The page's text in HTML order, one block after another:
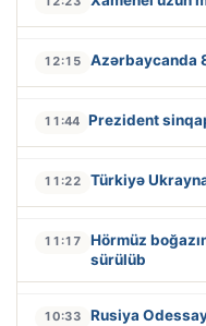
12:15 Azərbaycanda
11:44 Prezident
11:22 Türkiyə
11:17
Hörmüz
sürülüb
10:33 Rusiya